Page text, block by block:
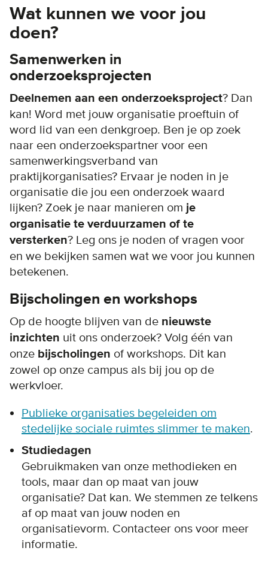
Wat kunnen we voor jou
doen?
Samenwerken in
onderzoeksprojecten
Deelnemen aan een onderzoeksproject? Dan
kan! Word met jouw organisatie proeftuin of
word lid van een denkgroep. Ben je op zoek
naar een onderzoekspartner voor een
samenwerkingsverband van
praktijkorganisaties? Ervaar je noden in je
organisatie die jou een onderzoek waard
lijken? Zoek je naar manieren om je
organisatie te verduurzamen of te
versterken? Leg ons je noden of vragen voor
en we bekijken samen wat we voor jou kunnen
betekenen.
Bijscholingen en workshops
Op de hoogte blijven van de nieuwste
inzichten uit ons onderzoek? Volg één van
onze bijscholingen of workshops. Dit kan
zowel op onze campus als bij jou op de
werkvloer.
Publieke organisaties begeleiden om
stedelijke sociale ruimtes slimmer te maken.
Studiedagen
Gebruikmaken van onze methodieken en
tools, maar dan op maat van jouw
organisatie? Dat kan. We stemmen ze telkens
af op maat van jouw noden en
organisatievorm. Contacteer ons voor meer
informatie.